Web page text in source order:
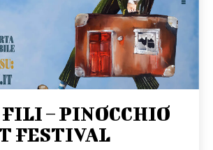
– PINOCCHIO
FESTIVAL